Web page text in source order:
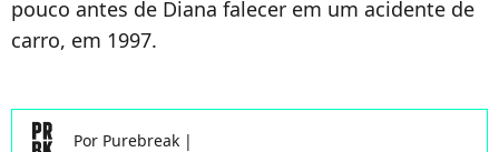
pouco antes de Diana falecer em um acidente de
carro, em 1997.
Por Purebreak |